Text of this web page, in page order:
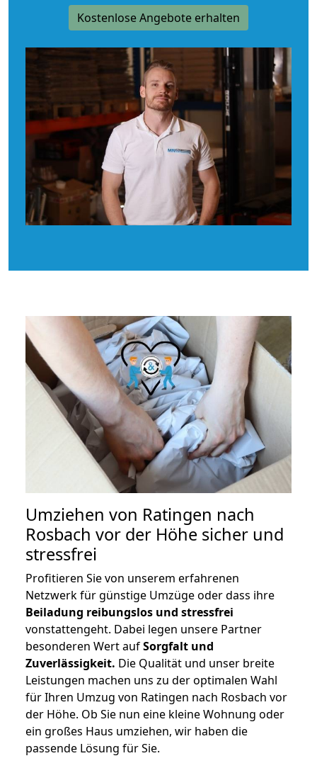
Kostenlose Angebote erhalten
Umziehen von Ratingen nach
Rosbach vor der Höhe sicher und
stressfrei
Profitieren Sie von unserem erfahrenen
Netzwerk für günstige Umzüge oder dass ihre
Beiladung reibungslos und stressfrei
vonstattengeht. Dabei legen unsere Partner
besonderen Wert aufSorgfalt und
Zuverlässigkeit. Die Qualität und unser breite
Leistungen machen uns zu der optimalen Wahl
für Ihren Umzug von Ratingen nach Rosbach vor
der Höhe. Ob Sie nun eine kleine Wohnung oder
ein großes Haus umziehen, wir haben die
passende Lösung für Sie.